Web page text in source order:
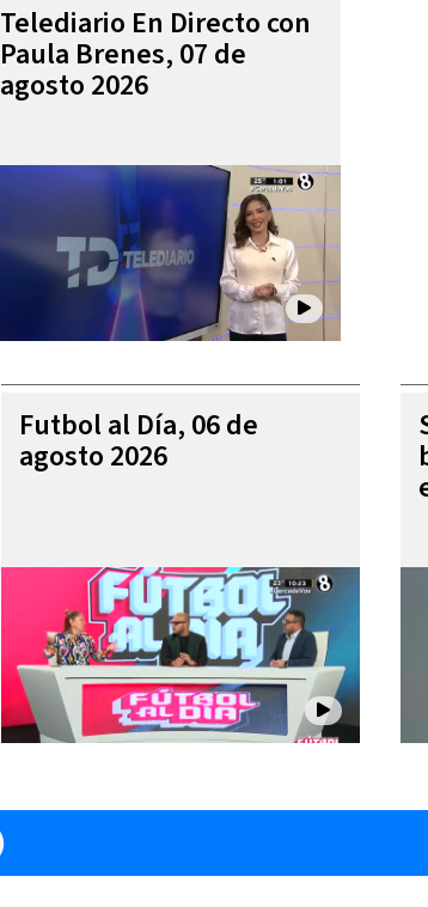
Telediario En Directo con
Paula Brenes, 07 de
agosto 2026
Futbol al Día, 06 de
agosto 2026